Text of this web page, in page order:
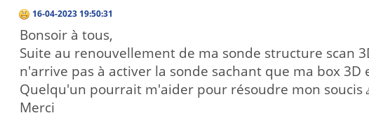
16-04-2023 19:50:31
Bonsoir à tous,
Suite au renouvellement de ma sonde structure scan
n'arrive pas à activer la sonde sachant que ma box 3D
Quelqu'un pourrait m'aider pour résoudre mon soucis
Merci